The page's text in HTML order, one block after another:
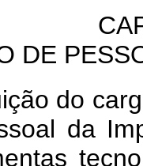
DE
do
da